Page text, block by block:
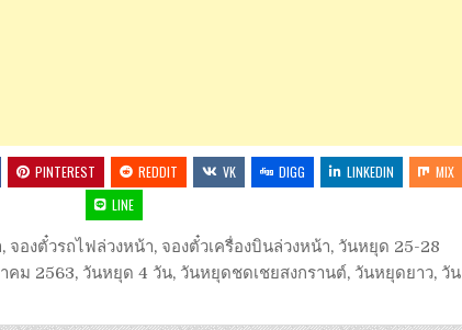
PINTEREST REDDIT VK DIGG LINKEDIN
MIX
LINE
, จองตั๋วรถไฟล่วงหน้า, จองตั๋วเครื่องบินล่วงหน้า, วันหยุด 25-28
คม 2563, วันหยุด 4 วัน, วันหยุดชดเชยสงกรานต์, วันหยุดยาว, วัน